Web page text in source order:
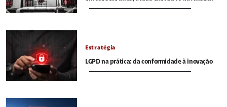
Estratégia
LGPD na prática: da conformidade à inovação